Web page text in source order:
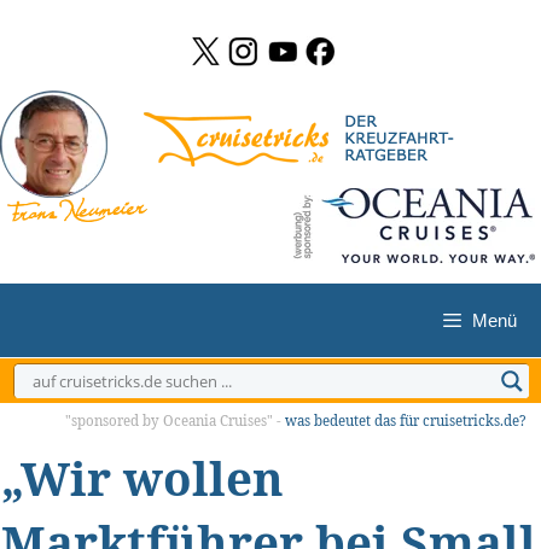
springen
Menü
"sponsored by Oceania Cruises" - was bedeutet das für cruisetricks.de?
„Wir wollen